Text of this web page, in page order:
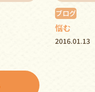
ブログ
悩む
2016.01.13